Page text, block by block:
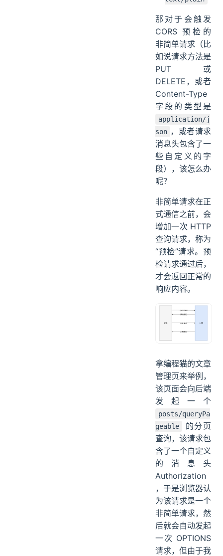
那对于会触发
CORS 预检的
非简单请求（比
如说请求方法是
PUT 或
DELETE，或者
Content-Type
字段的类型是
application/j
son ，或者请求
消息头包含了一
些自定义的字
段），该怎么办
呢？
非简单请求在正
式通信之前，会
增加一次 HTTP
查询请求，称为
“预检”请求。预
检请求通过后，
才会返回正常的
响应内容。
拿编程猫的文章
管理页来举例，
该页面会向后端
发起一个
posts/queryPa
geable
的分页
查询，该请求包
含了一个自定义
的消息头
Authorization
，于是浏览器认
为该请求是一个
非简单请求，然
后就会自动发起
一次 OPTIONS
请求，但由于我